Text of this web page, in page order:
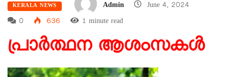
KERALA NEWS Admin
June 4, 2024
0
636 1 minute read
പ്രാർത്ഥന ആശംസകൾ